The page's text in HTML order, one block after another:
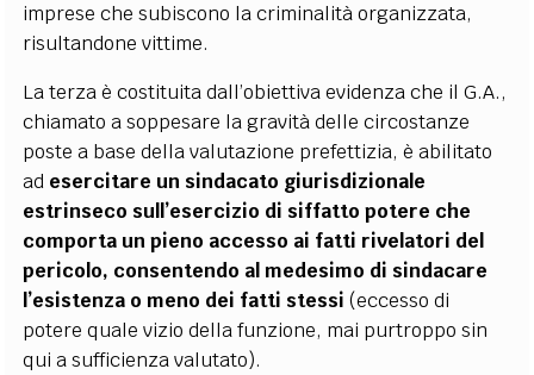
imprese che subiscono la criminalità organizzata,
risultandone vittime.
La terza è costituita dall’obiettiva evidenza che il G.A.,
chiamato a soppesare la gravità delle circostanze
poste a base della valutazione prefettizia, è abilitato
ad esercitare un sindacato giurisdizionale
estrinseco sull’esercizio di siffatto potere che
comporta un pieno accesso ai fatti rivelatori del
pericolo, consentendo al medesimo di sindacare
l’esistenza o meno dei fatti stessi (eccesso di
potere quale vizio della funzione, mai purtroppo sin
qui a sufficienza valutato).